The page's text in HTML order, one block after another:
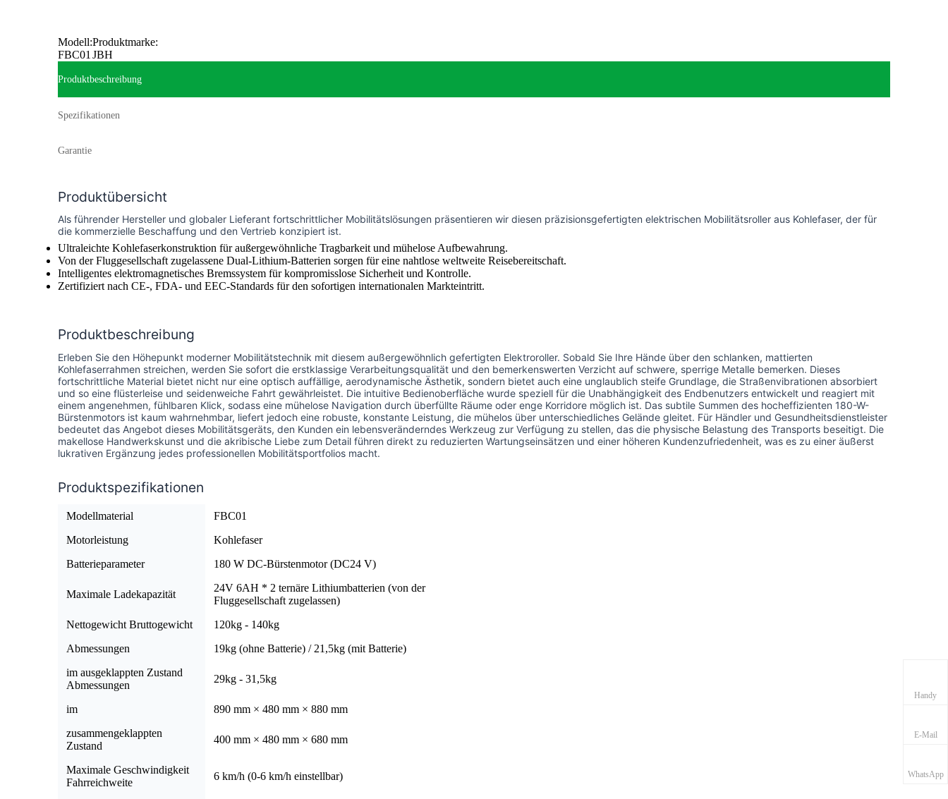
Modell:
FBC01
Produktmarke:
JBH
Produktbeschreibung
Spezifikationen
Garantie
Produktübersicht
Als führender Hersteller und globaler Lieferant fortschrittlicher Mobilitätslösungen präsentieren wir diesen präzisionsgefertigten elektrischen Mobilitätsroller aus Kohlefaser, der für
die kommerzielle Beschaffung und den Vertrieb konzipiert ist.
Ultraleichte Kohlefaserkonstruktion für außergewöhnliche Tragbarkeit und mühelose Aufbewahrung.
Von der Fluggesellschaft zugelassene Dual-Lithium-Batterien sorgen für eine nahtlose weltweite Reisebereitschaft.
Intelligentes elektromagnetisches Bremssystem für kompromisslose Sicherheit und Kontrolle.
Zertifiziert nach CE-, FDA- und EEC-Standards für den sofortigen internationalen Markteintritt.
Produktbeschreibung
Erleben Sie den Höhepunkt moderner Mobilitätstechnik mit diesem außergewöhnlich gefertigten Elektroroller. Sobald Sie Ihre Hände über den schlanken, mattierten
Kohlefaserrahmen streichen, werden Sie sofort die erstklassige Verarbeitungsqualität und den bemerkenswerten Verzicht auf schwere, sperrige Metalle bemerken. Dieses
fortschrittliche Material bietet nicht nur eine optisch auffällige, aerodynamische Ästhetik, sondern bietet auch eine unglaublich steife Grundlage, die Straßenvibrationen absorbiert
und so eine flüsterleise und seidenweiche Fahrt gewährleistet. Die intuitive Bedienoberfläche wurde speziell für die Unabhängigkeit des Endbenutzers entwickelt und reagiert mit
einem angenehmen, fühlbaren Klick, sodass eine mühelose Navigation durch überfüllte Räume oder enge Korridore möglich ist. Das subtile Summen des hocheffizienten 180-W-
Bürstenmotors ist kaum wahrnehmbar, liefert jedoch eine robuste, konstante Leistung, die mühelos über unterschiedliches Gelände gleitet. Für Händler und Gesundheitsdienstleister
bedeutet das Angebot dieses Mobilitätsgeräts, den Kunden ein lebensveränderndes Werkzeug zur Verfügung zu stellen, das die physische Belastung des Transports beseitigt. Die
makellose Handwerkskunst und die akribische Liebe zum Detail führen direkt zu reduzierten Wartungseinsätzen und einer höheren Kundenzufriedenheit, was es zu einer äußerst
lukrativen Ergänzung jedes professionellen Mobilitätsportfolios macht.
Produktspezifikationen
Modellmaterial
FBC01
Motorleistung
Kohlefaser
Batterieparameter
180 W DC-Bürstenmotor (DC24 V)
Maximale Ladekapazität
24V 6AH * 2 ternäre Lithiumbatterien (von der
Fluggesellschaft zugelassen)
Nettogewicht Bruttogewicht
120kg - 140kg
Abmessungen
19kg (ohne Batterie) / 21,5kg (mit Batterie)
im ausgeklappten Zustand
Abmessungen
29kg - 31,5kg
im
890 mm × 480 mm × 880 mm
zusammengeklappten
Zustand
400 mm × 480 mm × 680 mm
Maximale Geschwindigkeit
Fahrreichweite
6 km/h (0-6 km/h einstellbar)
Handy
E-Mail
WhatsApp